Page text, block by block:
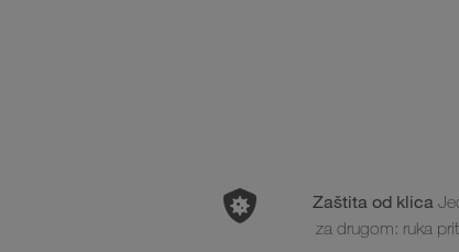
Zaštita od klica
za drugom: ruka